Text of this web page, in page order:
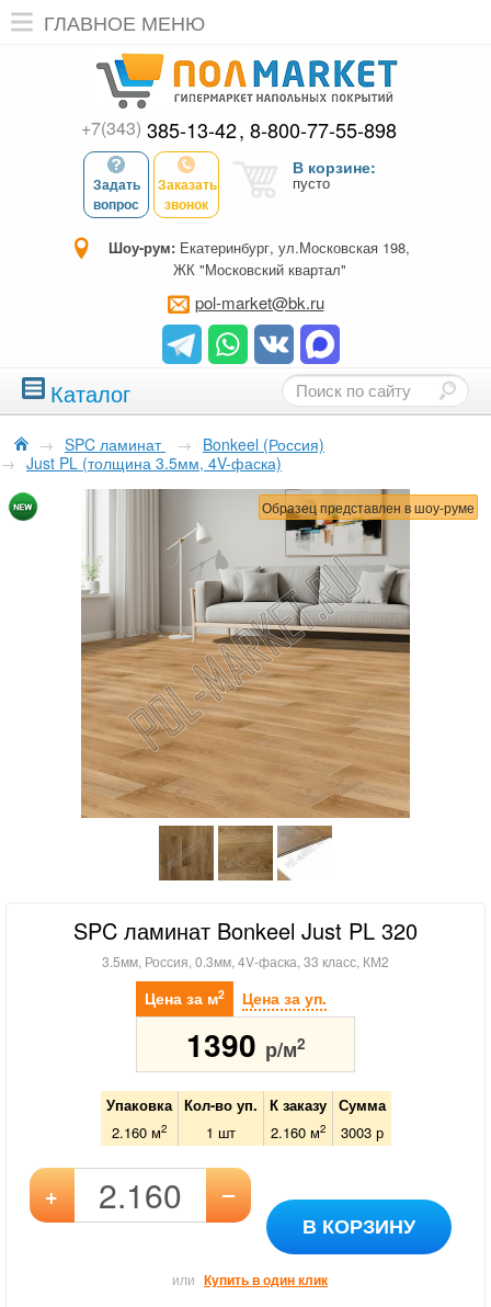
ГЛАВНОЕ МЕНЮ
+7(343) 385-13-42 8-800-77-55-898
Задать
вопрос
Заказать
звонок
В корзине:
пусто
Шоу-рум: Екатеринбург, ул.Московская 198,
ЖК "Московский квартал"
pol-market@bk.ru
Каталог
→ SPC ламинат → Bonkeel (Россия)
→ Just PL (толщина 3.5мм, 4V-фаска)
Образец представлен в шоу-руме
SPC ламинат Bonkeel Just PL 320
3.5мм, Россия, 0.3мм, 4V-фаска, 33 класс, КМ2
Цена за м2 Цена за уп.
1390 р/м2
Упаковка Кол-во уп. К заказу
Сумма
2.160 м2 1 шт 2.160м2 3003р
+ –
В КОРЗИНУ
или Купить в один клик